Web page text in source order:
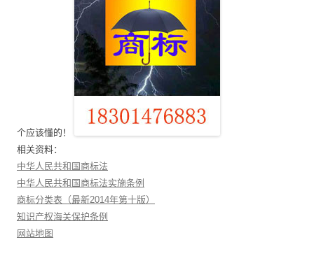
个应该懂的！
相关资料：
中华人民共和国商标法
中华人民共和国商标法实施条例
商标分类表（最新2014年第十版）
知识产权海关保护条例
网站地图